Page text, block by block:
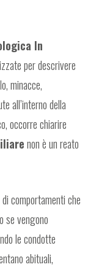
In
per descrivere
minacce,
all’interno della
occorre chiarire
non è un reato
comportamenti che
se vengono
le condotte
abituali,